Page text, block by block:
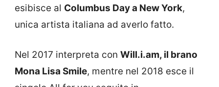
esibisce al Columbus Day a New York,
unica artista italiana ad averlo fatto.
Nel 2017 interpreta con Will.i.am, il brano
Mona Lisa Smile, mentre nel 2018 esce il